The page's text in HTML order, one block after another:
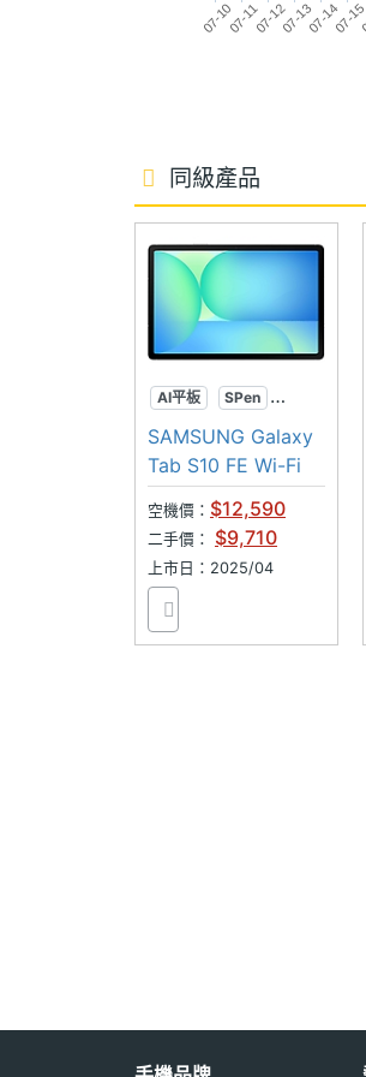
前相機感光元件
Wi-Fi
IEEE 802.11傳輸
速度
a,
藍牙
藍牙版本
衛星定位
感應器
陀螺儀
加速度感應器
07-1007-1107-1207-1307-1407-15
同級產品
AI平板
SPen
超防水
SAMSUNG Galaxy
Tab S10 FE Wi-Fi
空機價： $12,590
二手價： $9,710
上市日：2025/04